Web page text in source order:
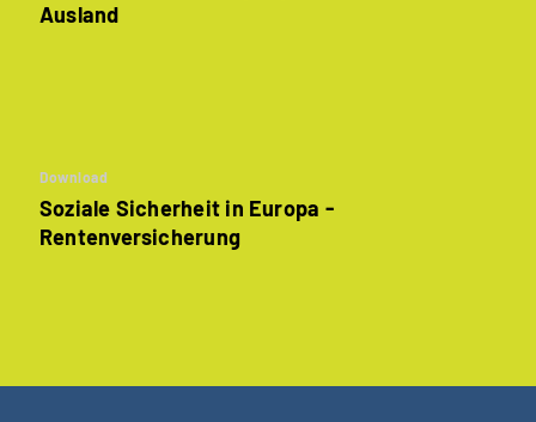
Ausland
Download
Soziale Sicherheit in Europa -
Rentenversicherung